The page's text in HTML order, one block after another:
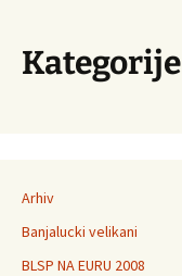
Kategorije
Arhiv
Banjalucki velikani
BLSP NA EURU 2008